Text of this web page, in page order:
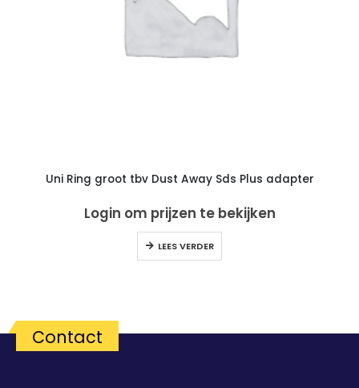
Uni Ring groot tbv Dust Away Sds Plus adapter
Login om prijzen te bekijken
LEES VERDER
Contact